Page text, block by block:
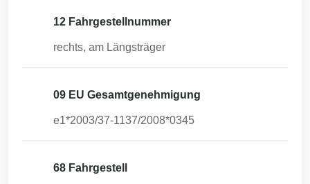
12 Fahrgestellnummer
rechts, am Längsträger
09 EU Gesamtgenehmigung
e1*2003/37-1137/2008*0345
68 Fahrgestell